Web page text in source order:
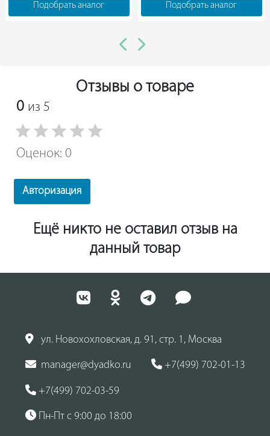
Подобрать аналог Подобрать аналог
Отзывы о товаре
0 из 5
Оценок: 0
Авторизация
Ещё никто не оставил отзыв на
данный товар
ул. Новохохловская, д. 91, стр. 1, Москва
manager@dyadko.ru +7(499) 702-01-13
+7(499) 702-03-59
Пн-Пт с 9:00 до 18:00